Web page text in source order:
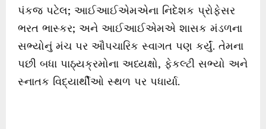
પંકજ પટેલ; આઈઆઈએમએના નિદેશક પ્રોફેસર
ભરત ભાસ્કર; અને આઈઆઈએમએ શાસક મંડળના
સભ્યોનું મંચ પર ઔપચારિક સ્વાગત પણ કર્યું. તેમના
પછી બધા પાઠ્યક્રમોના અધ્યક્ષો, ફેકલ્ટી સભ્યો અને
સ્નાતક વિદ્યાર્થીઓ સ્થળ પર પધાર્યા.